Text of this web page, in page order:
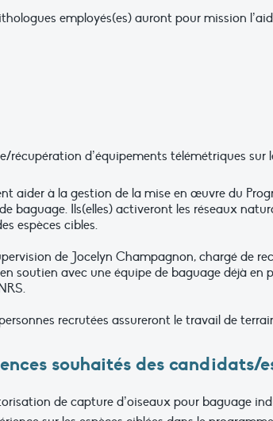
employés(es) auront pour mission
récupération d’équipements télémétriques sur
aider à la gestion de la mise en œuvre du
baguage. Ils(elles) activeront les réseaux
espèces cibles.
de Jocelyn Champagnon, chargé de
soutien avec une équipe de baguage déjà en
recrutées assureront le travail de
souhaités des candidats/
de capture d’oiseaux pour baguage